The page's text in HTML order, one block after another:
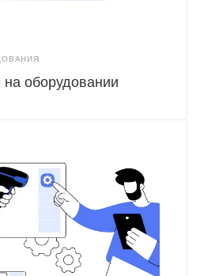
оборудовании